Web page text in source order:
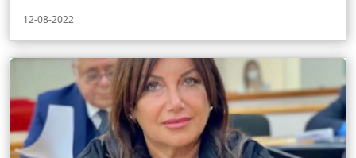
12-08-2022